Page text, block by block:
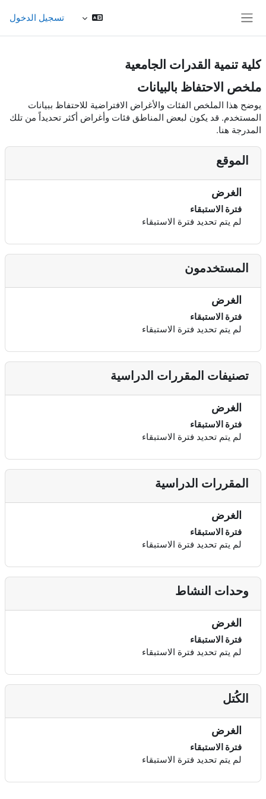
تسجيل الدخول
كلية تنمية القدرات الجامعية
ملخص الاحتفاظ بالبيانات
يوضح هذا الملخص الفئات والأغراض الافتراضية للاحتفاظ ببيانات
المستخدم. قد يكون لبعض المناطق فئات وأغراض أكثر تحديداً من تلك
المدرجة هنا.
الموقع
الغرض
فترة الاستبقاء
لم يتم تحديد فترة الاستبقاء
المستخدمون
الغرض
فترة الاستبقاء
لم يتم تحديد فترة الاستبقاء
تصنيفات المقررات الدراسية
الغرض
فترة الاستبقاء
لم يتم تحديد فترة الاستبقاء
المقررات الدراسية
الغرض
فترة الاستبقاء
لم يتم تحديد فترة الاستبقاء
وحدات النشاط
الغرض
فترة الاستبقاء
لم يتم تحديد فترة الاستبقاء
الكُتل
الغرض
فترة الاستبقاء
لم يتم تحديد فترة الاستبقاء